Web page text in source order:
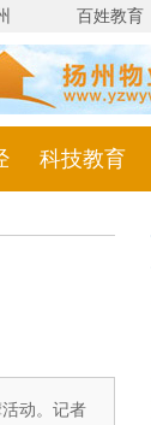
百姓教育
科技教育
动。记者